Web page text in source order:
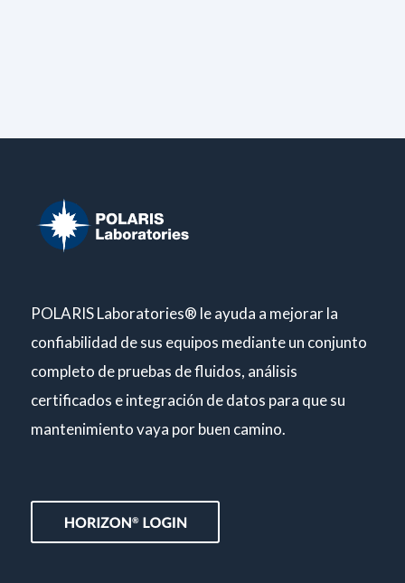
POLARIS Laboratories® le ayuda a mejorar la
confiabilidad de sus equipos mediante un conjunto
completo de pruebas de fluidos, análisis
certificados e integración de datos para que su
mantenimiento vaya por buen camino.